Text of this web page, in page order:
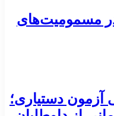
مسمومیت‌های
آزمون دستیاری؛